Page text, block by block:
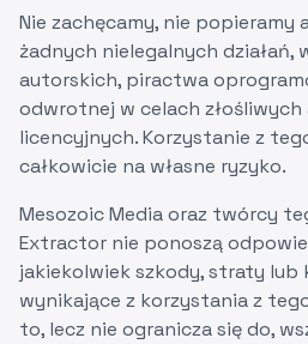
Nie zachęcamy, nie popieramy
żadnych nielegalnych działań,
autorskich, piractwa
odwrotnej w celach złośliwych
licencyjnych. Korzystanie z
całkowicie na własne ryzyko.
Mesozoic Media oraz twórcy
Extractor nie ponoszą
jakiekolwiek szkody, straty lub
wynikające z korzystania z
to, lecz nie ogranicza się do,